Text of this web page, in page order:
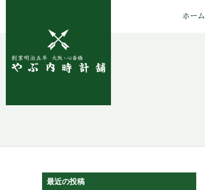
ホーム
最近の投稿